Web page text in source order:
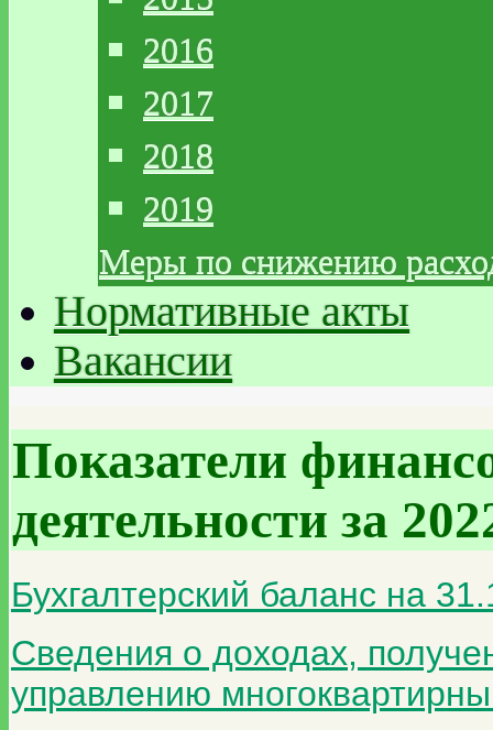
2016
2017
2018
2019
Меры по снижению
Нормативные акты
Вакансии
Показатели
деятельности за
Бухгалтерский баланс на
Сведения о доходах,
управлению